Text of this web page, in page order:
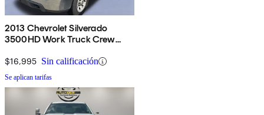
2013 Chevrolet Silverado
3500HD Work Truck Crew
$16,995 Sin calificación
Se aplican tarifas